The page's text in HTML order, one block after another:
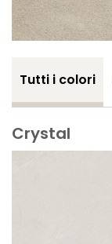
Tutti i colori
Crystal